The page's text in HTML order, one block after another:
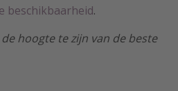
beschikbaarheid.
hoogte te zijn van de beste